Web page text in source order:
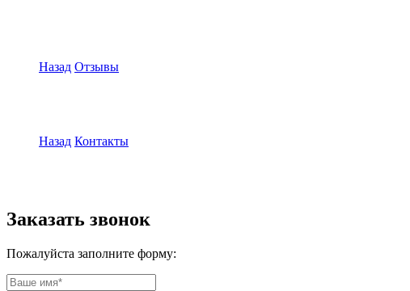
Назад Отзывы
Назад Контакты
Заказать звонок
Пожалуйста заполните форму: